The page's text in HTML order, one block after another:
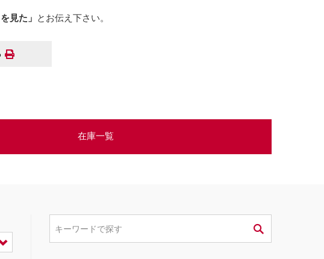
見た」 とお伝え下さい。
在庫一覧